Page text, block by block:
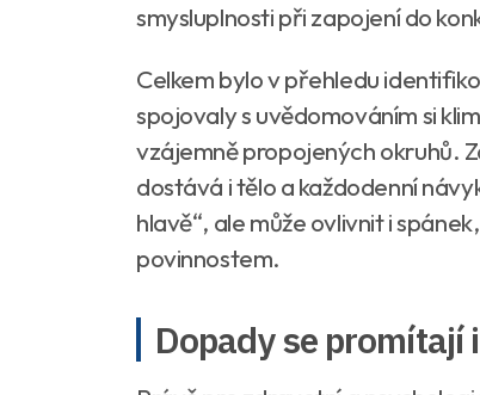
smysluplnosti při zapojení do
Celkem bylo v přehledu
spojovaly s uvědomováním si
vzájemně propojených okruhů.
dostává i tělo a každodenní
hlavě“, ale může ovlivnit i
povinnostem.
Dopady se promítají